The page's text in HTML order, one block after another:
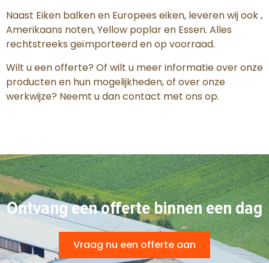
Naast Eiken balken en Europees eiken, leveren wij ook ,
Amerikaans noten, Yellow poplar en Essen. Alles
rechtstreeks geïmporteerd en op voorraad.
Wilt u een offerte? Of wilt u meer informatie over onze
producten en hun mogelijkheden, of over onze
werkwijze? Neemt u dan contact met ons op.
Ontvang een offerte binnen een dag
Vraag nu een offerte aan